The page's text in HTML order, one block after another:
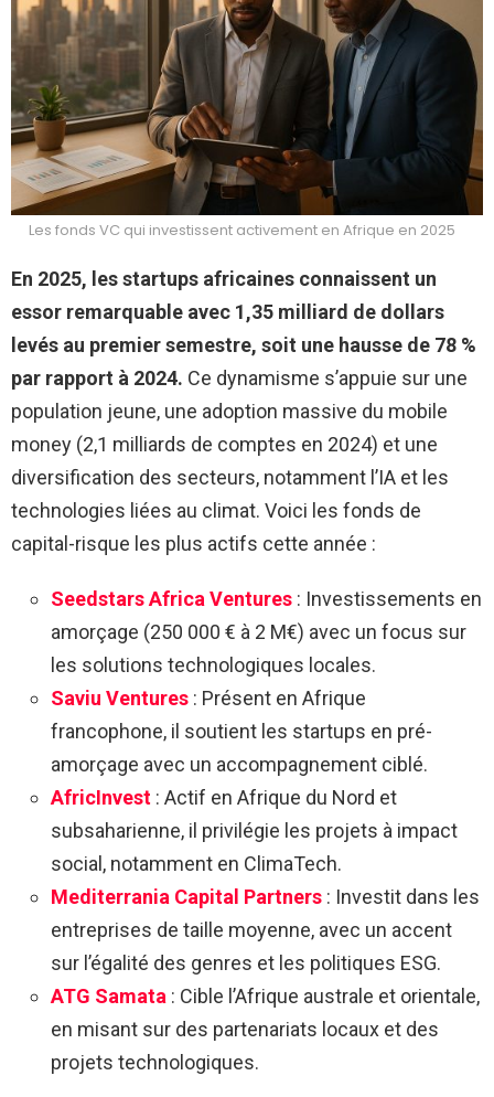
Les fonds VC qui investissent activement en Afrique en 2025
En 2025, les startups africaines connaissent un
essor remarquable avec 1,35 milliard de dollars
levés au premier semestre, soit une hausse de 78 %
par rapport à 2024. Ce dynamisme s’appuie sur une
population jeune, une adoption massive du mobile
money (2,1 milliards de comptes en 2024) et une
diversification des secteurs, notamment l’IA et les
technologies liées au climat. Voici les fonds de
capital-risque les plus actifs cette année :
Seedstars Africa Ventures : Investissements en
amorçage (250 000 € à 2 M€) avec un focus sur
les solutions technologiques locales.
Saviu Ventures : Présent en Afrique
francophone, il soutient les startups en pré-
amorçage avec un accompagnement ciblé.
AfricInvest : Actif en Afrique du Nord et
subsaharienne, il privilégie les projets à impact
social, notamment en ClimaTech.
Mediterrania Capital Partners : Investit dans les
entreprises de taille moyenne, avec un accent
sur l’égalité des genres et les politiques ESG.
ATG Samata : Cible l’Afrique australe et orientale,
en misant sur des partenariats locaux et des
projets technologiques.